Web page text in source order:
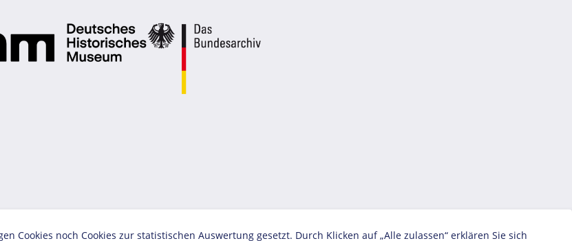
noch Cookies zur statistischen Auswertung gesetzt. Durch Klicken auf „Alle zulassen“ erklären Sie sich